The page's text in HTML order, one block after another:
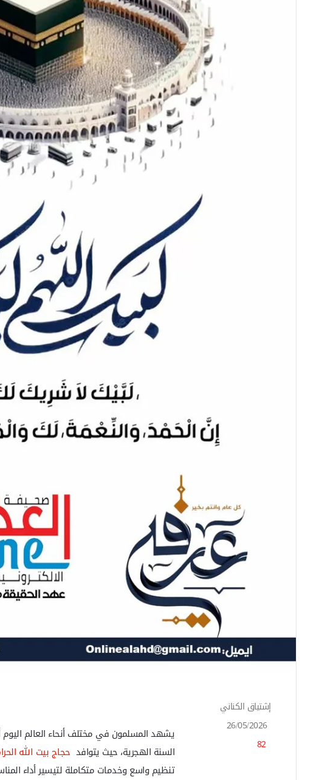
يشهد المسلمون في مختلف أنحاء العالم اليوم
السنة الهجرية، حيث يتوافد حجاج بيت الله
تنظيم واسع وخدمات متكاملة لتيسير أداء
إشتياق الكناني
26/05/2026
82